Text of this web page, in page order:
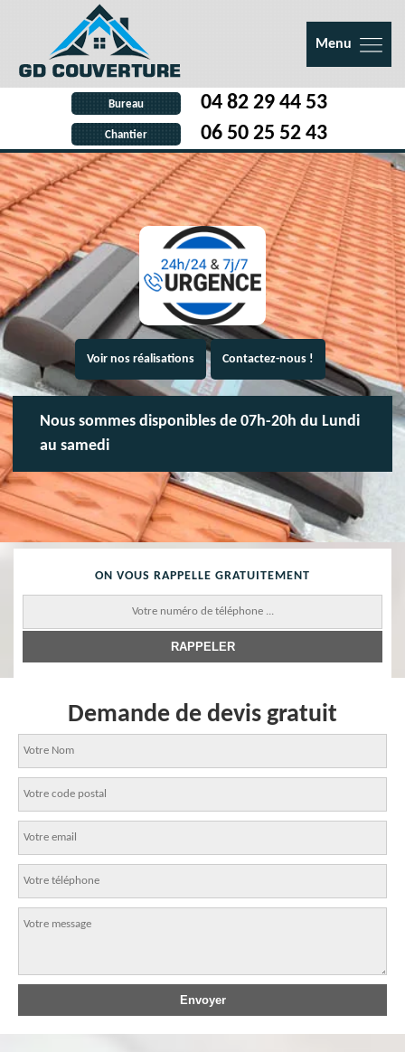
Menu
Bureau 04 82 29 44 53
Chantier 06 50 25 52 43
Voir nos réalisations Contactez-nous !
Nous sommes disponibles de 07h-20h du Lundi
au samedi
ON VOUS RAPPELLE GRATUITEMENT
Demande de devis gratuit